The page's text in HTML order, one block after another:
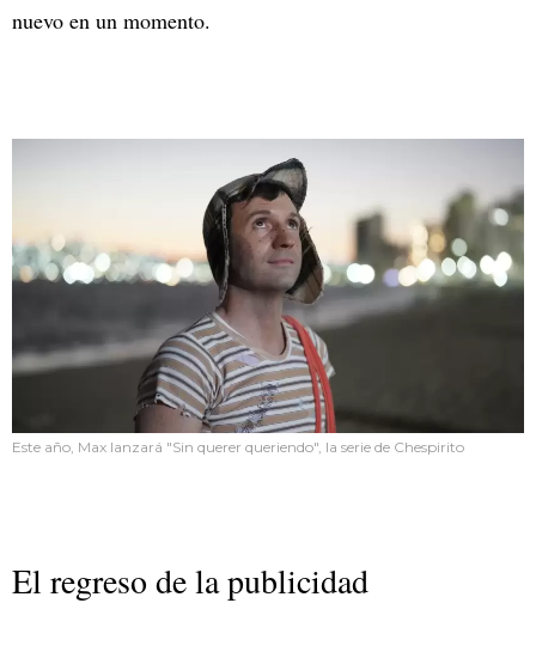
nuevo en un momento.
Este año, Max lanzará "Sin querer queriendo", la serie de Chespirito
El regreso de la publicidad